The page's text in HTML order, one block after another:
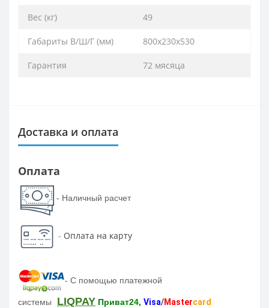
Вес (кг) 49
Габариты В/Ш/Г (мм) 800х230х530
Гарантия 72 мясяца
Доставка и оплата
Оплата
- Наличный расчет
- Оплата на карту
- С помощью платежной
системы LIQPAY Приват24, Visa/Mastercard